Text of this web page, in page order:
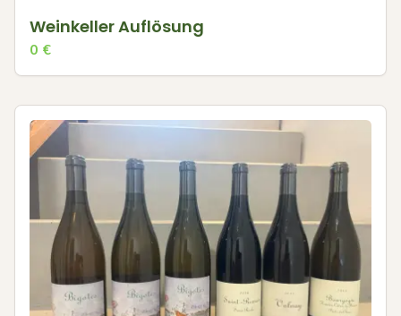
Weinkeller Auflösung
0 €